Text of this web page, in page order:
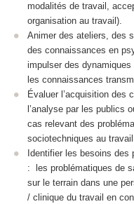
modalités de travail,
organisation au travail).
Animer des ateliers, des
des connaissances en
impulser des
les connaissances
Évaluer l’acquisition des
l’analyse par les publics
cas relevant des
sociotechniques au
Identifier les besoins
: les problématiques de
sur le terrain dans une
/ clinique du travail en